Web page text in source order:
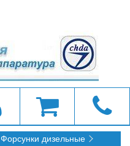
Форсунки дизельные